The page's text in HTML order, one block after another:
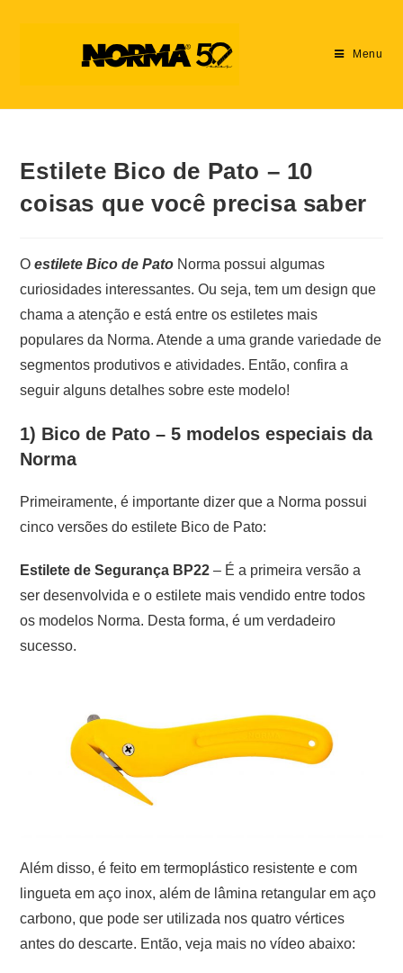
Menu
Estilete Bico de Pato – 10
coisas que você precisa saber
Oestilete Bico de Pato Norma possui algumas
curiosidades interessantes. Ou seja, tem um design que
chama a atenção e está entre os estiletes mais
populares da Norma. Atende a uma grande variedade de
segmentos produtivos e atividades. Então, confira a
seguir alguns detalhes sobre este modelo!
1) Bico de Pato – 5 modelos especiais da
Norma
Primeiramente, é importante dizer que a Norma possui
cinco versões do estilete Bico de Pato:
Estilete de Segurança BP22 – É a primeira versão a
ser desenvolvida e o estilete mais vendido entre todos
os modelos Norma. Desta forma, é um verdadeiro
sucesso.
Além disso, é feito em termoplástico resistente e com
lingueta em aço inox, além de lâmina retangular em aço
carbono, que pode ser utilizada nos quatro vértices
antes do descarte. Então, veja mais no vídeo abaixo: